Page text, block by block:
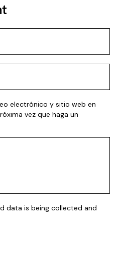
electrónico y sitio web en
vez que haga un
data is being collected and